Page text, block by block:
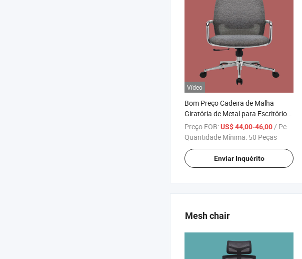
Vídeo
Bom Preço Cadeira de Malha
Giratória de Metal para Escritório
Atacadista Cadeira Executiva de
Malha
Preço FOB:US$ 44,00-46,00 / Peça
Quantidade Mínima: 50 Peças
Enviar Inquérito
Mesh chair